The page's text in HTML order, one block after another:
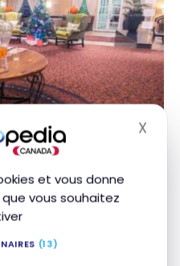
et vous donne
vous souhaitez
(13)
X